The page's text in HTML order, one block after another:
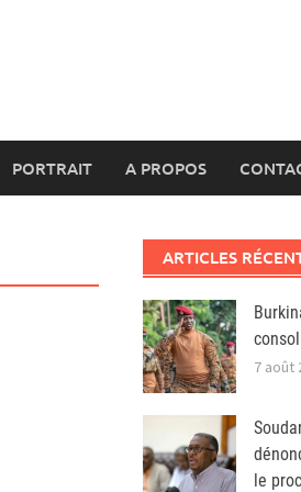
PORTRAIT A PROPOS
ARTICLES
7 août
le